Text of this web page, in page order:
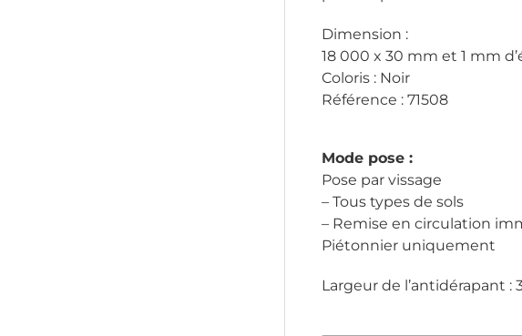
Dimension :
18 000 x 30 mm et 1 mm
Coloris : Noir
Référence : 71508
Mode pose :
Pose par vissage
– Tous types de sols
– Remise en circulation
Piétonnier uniquement
Largeur de l’antidérapant :